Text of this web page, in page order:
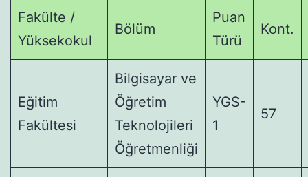
Fakülte /
Yüksekokul
Bölüm
Puan
Türü
Kont.
Eğitim
Fakültesi
Bilgisayar ve
Öğretim
Teknolojileri
Öğretmenliği
YGS-
1
57